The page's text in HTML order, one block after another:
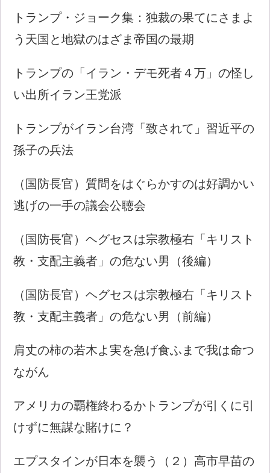
トランプ・ジョーク集：独裁の果てにさまよ
う天国と地獄のはざま帝国の最期
トランプの「イラン・デモ死者４万」の怪し
い出所イラン王党派
トランプがイラン台湾「致されて」習近平の
孫子の兵法
（国防長官）質問をはぐらかすのは好調かい
逃げの一手の議会公聴会
（国防長官）ヘグセスは宗教極右「キリスト
教・支配主義者」の危ない男（後編）
（国防長官）ヘグセスは宗教極右「キリスト
教・支配主義者」の危ない男（前編）
肩丈の柿の若木よ実を急げ食ふまで我は命つ
ながん
アメリカの覇権終わるかトランプが引くに引
けずに無謀な賭けに？
エプスタインが日本を襲う（２）高市早苗の